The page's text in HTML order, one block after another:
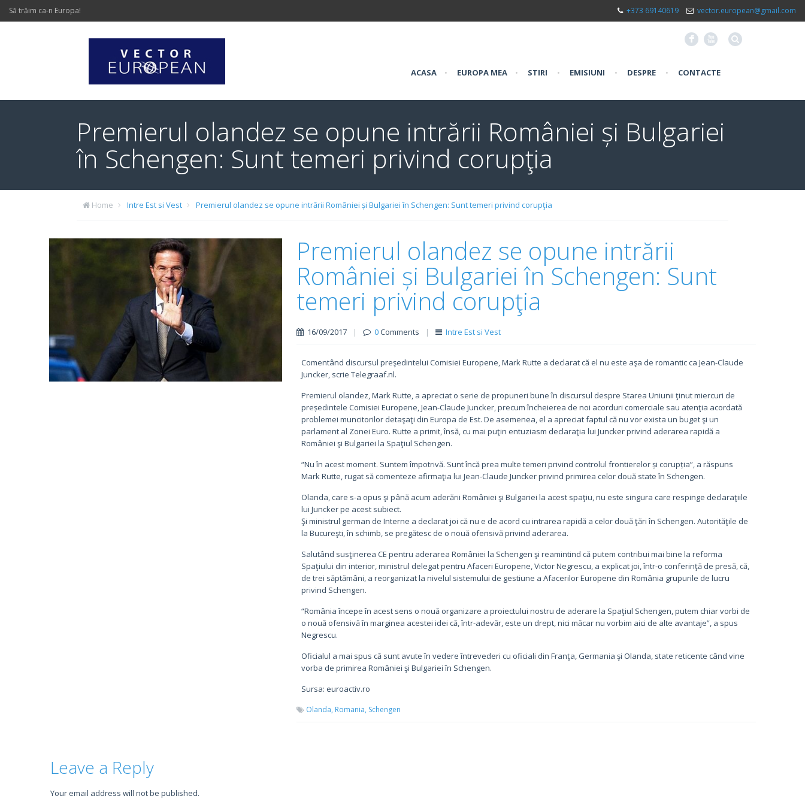
Să trăim ca-n Europa! +373 69140619 vector.european@gmail.com
F X
ACASA • EUROPA MEA • STIRI • EMISIUNI • DESPRE • CONTACTE
Premierul olandez se opune intrării României și Bulgariei
în Schengen: Sunt temeri privind corupţia
Home Intre Est si Vest Premierul olandez se opune intrării României și Bulgariei în Schengen: Sunt temeri privind corupţia
Premierul olandez se opune intrării
României și Bulgariei în Schengen: Sunt
temeri privind corupţia
16/09/2017 | 0Comments | Intre Est si Vest
Comentând discursul preşedintelui Comisiei Europene, Mark Rutte a declarat că el nu este aşa de romantic ca Jean-Claude
Juncker, scrie Telegraaf.nl.
Premierul olandez, Mark Rutte, a apreciat o serie de propuneri bune în discursul despre Starea Uniunii ţinut miercuri de
președintele Comisiei Europene, Jean-Claude Juncker, precum încheierea de noi acorduri comerciale sau atenţia acordată
problemei muncitorilor detaşaţi din Europa de Est. De asemenea, el a apreciat faptul că nu vor exista un buget şi un
parlament al Zonei Euro. Rutte a primit, însă, cu mai puţin entuziasm declaraţia lui Juncker privind aderarea rapidă a
României şi Bulgariei la Spaţiul Schengen.
“Nu în acest moment. Suntem împotrivă. Sunt încă prea multe temeri privind controlul frontierelor și corupția”, a răspuns
Mark Rutte, rugat să comenteze afirmaţia lui Jean-Claude Juncker privind primirea celor două state în Schengen.
Olanda, care s-a opus şi până acum aderării României şi Bulgariei la acest spaţiu, nu este singura care respinge declaraţiile
lui Juncker pe acest subiect.
Şi ministrul german de Interne a declarat joi că nu e de acord cu intrarea rapidă a celor două ţări în Schengen. Autorităţile de
la Bucureşti, în schimb, se pregătesc de o nouă ofensivă privind aderarea.
Salutând susţinerea CE pentru aderarea României la Schengen şi reamintind că putem contribui mai bine la reforma
Spaţiului din interior, ministrul delegat pentru Afaceri Europene, Victor Negrescu, a explicat joi, într-o conferinţă de presă, că,
de trei săptămâni, a reorganizat la nivelul sistemului de gestiune a Afacerilor Europene din România grupurile de lucru
privind Schengen.
“România începe în acest sens o nouă organizare a proiectului nostru de aderare la Spaţiul Schengen, putem chiar vorbi de
o nouă ofensivă în marginea acestei idei că, într-adevăr, este un drept, nici măcar nu vorbim aici de alte avantaje”, a spus
Negrescu.
Oficialul a mai spus că sunt avute în vedere întrevederi cu oficiali din Franţa, Germania şi Olanda, state reticente când vine
vorba de primirea României şi Bulgariei în Schengen.
Sursa: euroactiv.ro
Olanda, Romania, Schengen
Leave a Reply
Your email address will not be published.